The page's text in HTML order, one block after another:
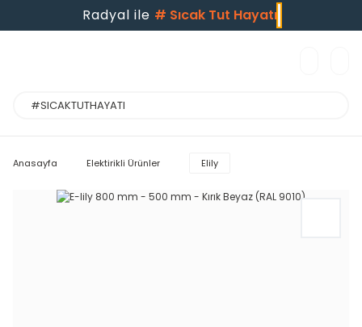
Radyal ile # Sıcak Tut Hayatı
Anasayfa Elektirikli Ürünler Elily